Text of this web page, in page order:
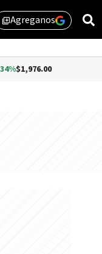
library_addAgreganos